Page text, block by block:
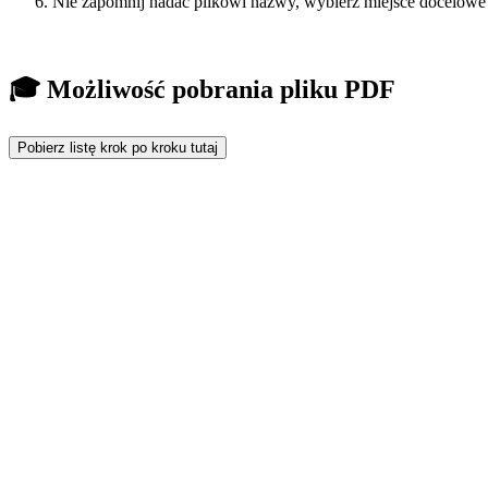
🎓 Możliwość pobrania pliku PDF
Pobierz listę krok po kroku tutaj